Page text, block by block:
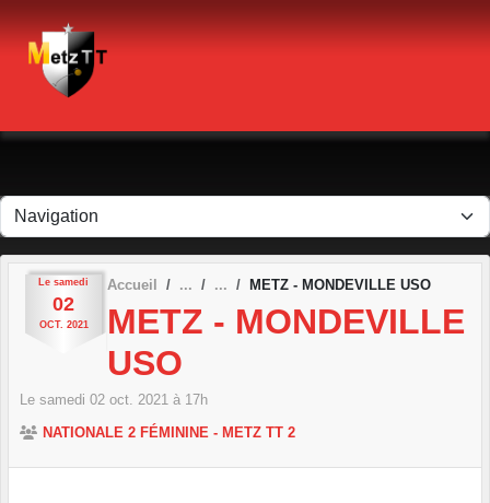
Le samedi
02
OCT. 2021
Accueil METZ - MONDEVILLE USO
METZ - MONDEVILLE
USO
Le samedi 02 oct. 2021 à 17h
NATIONALE 2 FÉMININE - METZ TT 2